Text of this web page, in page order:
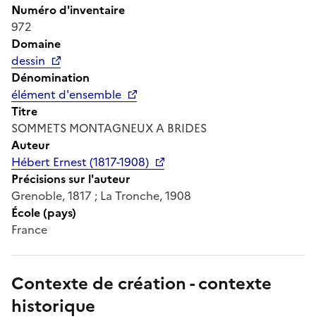
Numéro d'inventaire
972
Domaine
dessin
Dénomination
élément d'ensemble
Titre
SOMMETS MONTAGNEUX A BRIDES
Auteur
Hébert Ernest (1817-1908)
Précisions sur l'auteur
Grenoble, 1817 ; La Tronche, 1908
École (pays)
France
Contexte de création - contexte
historique